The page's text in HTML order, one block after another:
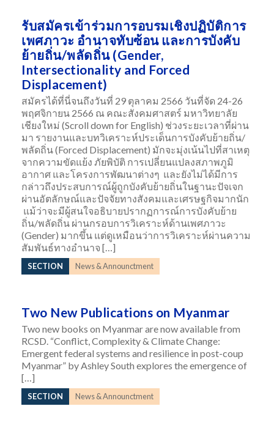
รับสมัครเข้าร่วมการอบรมเชิงปฏิบัติการ
เพศภาวะ อำนาจทับซ้อน และการบังคับ
ย้ายถิ่น/พลัดถิ่น (Gender,
Intersectionality and Forced
Displacement)
สมัครได้ที่นี่จนถึงวันที่ 29 ตุลาคม 2566 วันที่จัด 24-26
พฤศจิกายน 2566 ณ คณะสังคมศาสตร์ มหาวิทยาลัย
เชียงใหม่ (Scroll down for English) ช่วงระยะเวลาที่ผ่าน
มา รายงานและบทวิเคราะห์ประเด็นการบังคับย้ายถิ่น/
พลัดถิ่น (Forced Displacement) มักจะมุ่งเน้นไปที่สาเหตุ
จากความขัดแย้ง ภัยพิบัติ การเปลี่ยนแปลงสภาพภูมิ
อากาศ และโครงการพัฒนาต่างๆ และยังไม่ได้มีการ
กล่าวถึงประสบการณ์ผู้ถูกบังคับย้ายถิ่นในฐานะปัจเจก
ผ่านอัตลักษณ์และปัจจัยทางสังคมและเศรษฐกิจมากนัก
แม้ว่าจะมีผู้สนใจอธิบายปรากฏการณ์การบังคับย้าย
ถิ่น/พลัดถิ่น ผ่านกรอบการวิเคราะห์ด้านเพศภาวะ
(Gender) มากขึ้น แต่ดูเหมือนว่าการวิเคราะห์ผ่านความ
สัมพันธ์ทางอำนาจ […]
SECTION News & Announctment
Two New Publications on Myanmar
Two new books on Myanmar are now available from
RCSD. “Conflict, Complexity & Climate Change:
Emergent federal systems and resilience in post-coup
Myanmar” by Ashley South explores the emergence of
[…]
SECTION News & Announctment